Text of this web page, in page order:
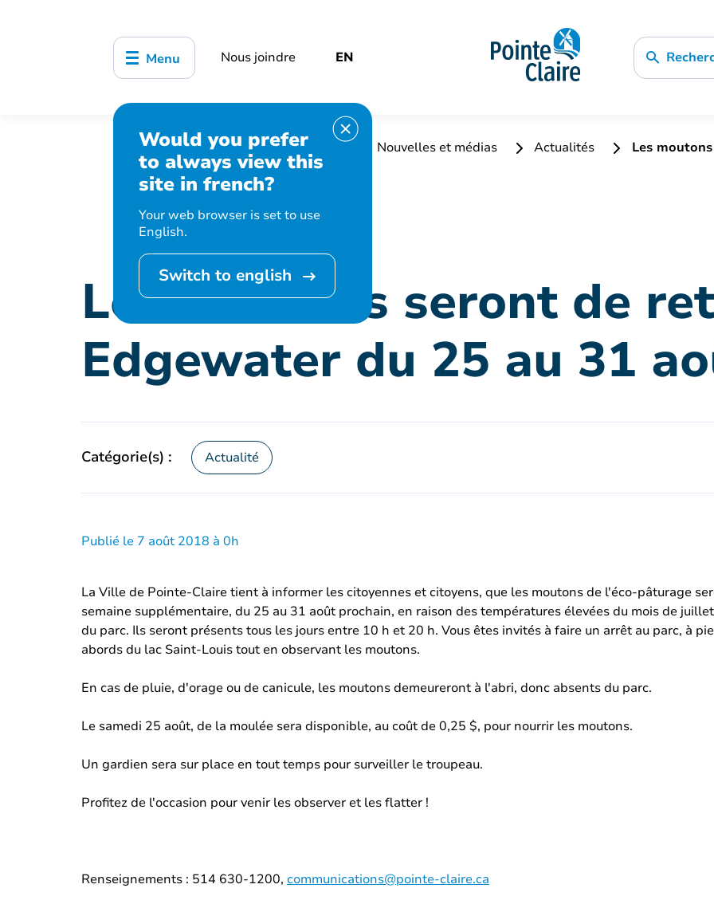
Menu Nous joindre EN
Would you prefer
to always view this
site in french?
Your web browser is set to use
English.
Switch to english
Accueil Organisation municipale Nouvelles et médias Actualités
Les
du 25 au 31 août !
Les moutons seront de
Edgewater du 25 au 31
Catégorie(s) : Actualité
Publié le 7 août 2018 à 0h
La Ville de Pointe-Claire tient à informer les citoyennes et citoyens, que les moutons de l'éco-pâturage
semaine supplémentaire, du 25 au 31 août prochain, en raison des températures élevées du mois de
du parc. Ils seront présents tous les jours entre 10 h et 20 h. Vous êtes invités à faire un arrêt au parc, à
abords du lac Saint-Louis tout en observant les moutons.
En cas de pluie, d'orage ou de canicule, les moutons demeureront à l'abri, donc absents du parc.
Le samedi 25 août, de la moulée sera disponible, au coût de 0,25 $, pour nourrir les moutons.
Un gardien sera sur place en tout temps pour surveiller le troupeau.
Profitez de l'occasion pour venir les observer et les flatter !
Renseignements : 514 630-1200, communications@pointe-claire.ca